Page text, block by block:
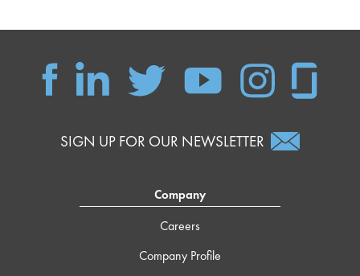
SIGN UP FOR OUR NEWSLETTER
Company
Careers
Company Profile